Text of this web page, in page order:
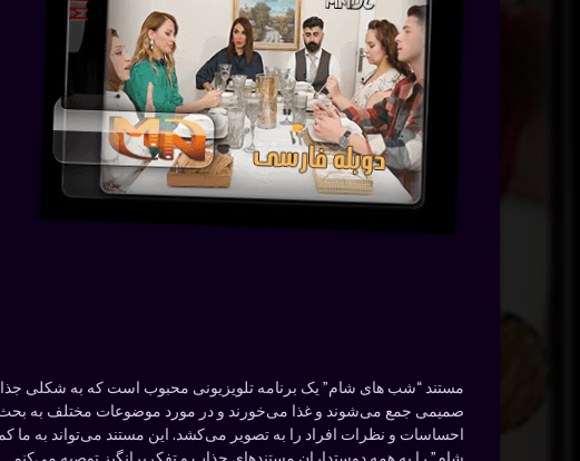
مستند “شب های شام” یک برنامه تلویزیونی محبوب است که به شکلی
صمیمی جمع می‌شوند و غذا می‌خورند و در مورد موضوعات مختلف به بحث و
احساسات و نظرات افراد را به تصویر می‌کشد. این مستند می‌تواند به ما